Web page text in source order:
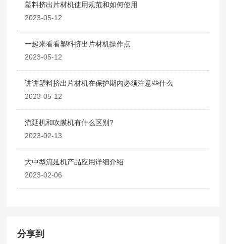
塑料挤出片材机使用规范和如何使用
2023-05-12
一起来看看塑料挤出片材机操作点
2023-05-12
讲讲塑料挤出片材机在保护期内必须注意些什么
2023-05-12
流延机和吹膜机有什么区别?
2023-02-13
大中型流延机产品应用详细介绍
2023-02-06
分享到